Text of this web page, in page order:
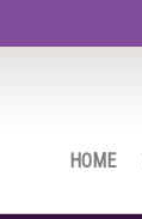
HOME